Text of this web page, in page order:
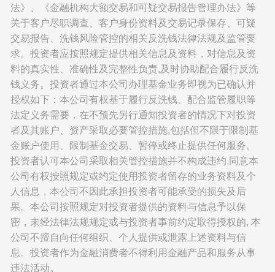
法》、《金融机构大额交易和可疑交易报告管理办法》等
关于客户尽职调查、客户身份资料及交易记录保存、可疑
交易报告、洗钱风险管控的相关反洗钱法律法规及监管要
求。投资者应按照规定提供相关信息及资料，对信息及资
料的真实性、准确性及完整性负责,及时协助配合履行反洗
钱义务。投资者通过本公司办理基金业务即视为已确认并
授权如下：本公司有权基于履行反洗钱、配合监管履职等
法定义务需要，在不预先另行通知投资者的情况下对投资
者及其账户、资产采取必要管控措施,包括但不限于限制基
金账户使用、限制基金交易、暂停或终止提供任何服务。
投资者认可本公司采取相关管控措施并不构成违约,同意本
公司有权按照规定或约定使用投资者留存的业务资料及个
人信息，本公司不因此承担投资者可能承受的损失及后
果。本公司按照规定对投资者提供的资料与信息予以保
密，未经法律法规规定或与投资者事前约定取得授权的, 本
公司不擅自向任何组织、个人提供或泄露上述资料与信
息。投资者作为金融消费者不得利用金融产品和服务从事
违法活动。